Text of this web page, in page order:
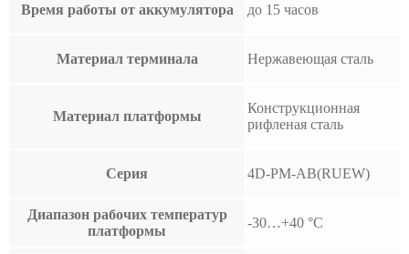
Время работы от аккумулятора до 15 часов
Материал терминала Нержавеющая сталь
Материал платформы
Конструкционная
рифленая сталь
Серия 4D-PM-AB(RUEW)
Диапазон рабочих температур
платформы
-30…+40 °С